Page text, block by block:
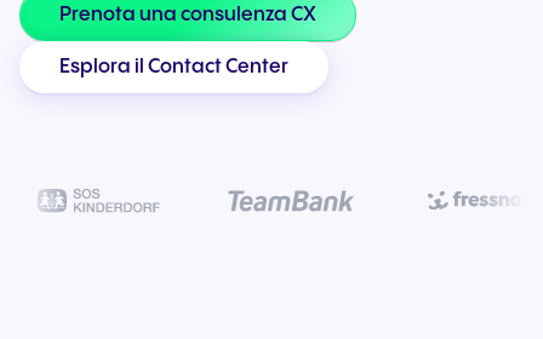
Prenota una consulenza CX
Esplora il Contact Center